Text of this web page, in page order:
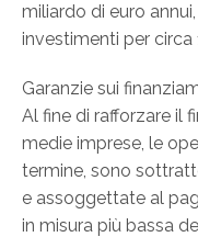
miliardo di euro
investimenti per circa
Garanzie sui
Al fine di rafforzare il
medie imprese, le
termine, sono
e assoggettate al
in misura più bassa